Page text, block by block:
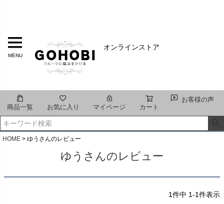
オンラインストア
MENU
商品一覧 お気に入り マイページ カート
お客様の声
HOME ゆうさんのレビュー
ゆうさんのレビュー
1件中 1-1件表示